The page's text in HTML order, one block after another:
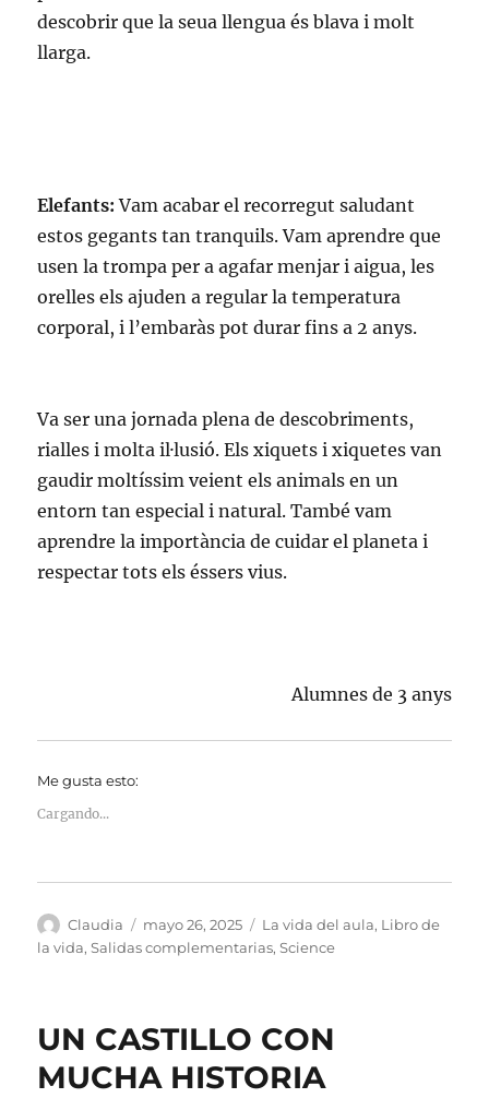
descobrir que la seua llengua és blava i molt
llarga.
Elefants: Vam acabar el recorregut saludant
estos gegants tan tranquils. Vam aprendre que
usen la trompa per a agafar menjar i aigua, les
orelles els ajuden a regular la temperatura
corporal, i l’embaràs pot durar fins a 2 anys.
Va ser una jornada plena de descobriments,
rialles i molta il·lusió. Els xiquets i xiquetes van
gaudir moltíssim veient els animals en un
entorn tan especial i natural. També vam
aprendre la importància de cuidar el planeta i
respectar tots els éssers vius.
Alumnes de 3 anys
Me gusta esto:
Cargando...
Autor
Claudia
Publicado
el
mayo 26, 2025 Categorías
La vida del aula, Libro de
la vida,Salidas complementarias,Science
UN CASTILLO CON
MUCHA HISTORIA